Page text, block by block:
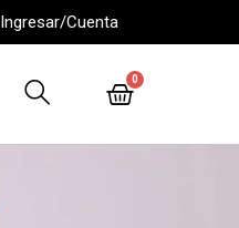
Ingresar/Cuenta
0